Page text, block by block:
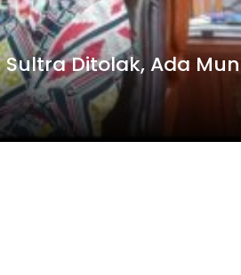
Sultra Ditolak, Ada